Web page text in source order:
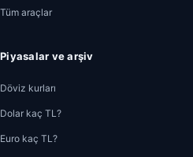
Tüm araçlar
Piyasalar ve arşiv
Döviz kurları
Dolar kaç TL?
Euro kaç TL?